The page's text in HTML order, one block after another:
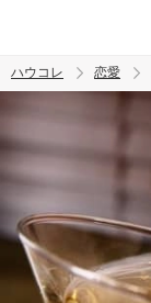
トレンド ワード
恋愛
ハウコレ 恋愛